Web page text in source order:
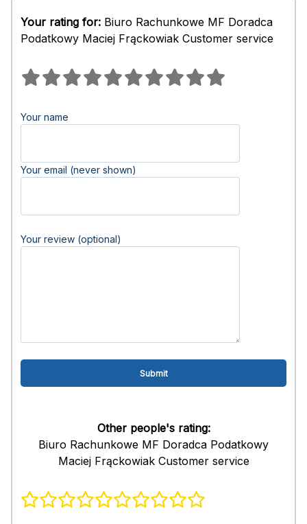
Your rating for: Biuro Rachunkowe MF Doradca
Podatkowy Maciej Frąckowiak Customer service
Your name
Your email (never shown)
Your review (optional)
Other people's rating:
Biuro Rachunkowe MF Doradca Podatkowy
Maciej Frąckowiak Customer service